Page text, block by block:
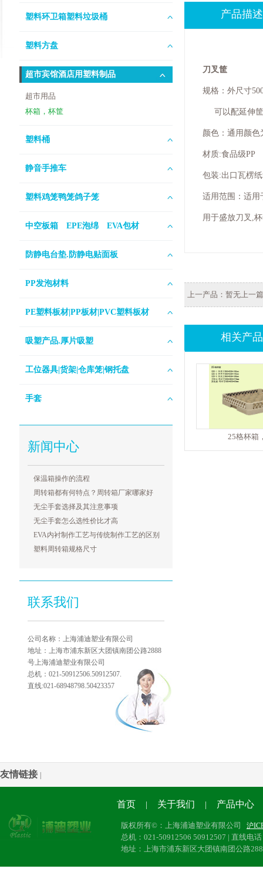
塑料环卫箱塑料垃圾桶
塑料方盘
超市宾馆酒店用塑料制品
超市用品
杯箱，杯筐
塑料桶
静音手推车
塑料鸡笼鸭笼鸽子笼
中空板箱 EPE泡绵 EVA包材
防静电台垫.防静电贴面板
PP发泡材料
PE塑料板材|PP板材|PVC塑料板材
吸塑产品.厚片吸塑
工位器具|货架|仓库笼|钢托盘
手套
新闻中心
保温箱操作的流程
周转箱都有何特点？周转箱厂家哪家好
无尘手套选择及其注意事项
无尘手套怎么选性价比才高
EVA内衬制作工艺与传统制作工艺的区别
塑料周转箱规格尺寸
联系我们
公司名称：上海浦迪塑业有限公司
地址：上海市浦东新区大团镇南团公路2888
号上海浦迪塑业有限公司
总机：021-50912506.50912507.
直线:021-68948798.50423357
产品描述
刀叉筐
规格：外尺寸
可以配延伸筐
颜色：通用颜色
材质:食品级PP
包装:出口瓦楞
适用范围：适用
用于盛放刀叉,
上一产品：暂无上一篇
相关产品
25格杯箱
友情链接
首页 关于我们 产品中心
版权所有©：上海浦迪塑业有限公司 沪
总机：021-50912506 50912507 | 直线电
地址：上海市浦东新区大团镇南团公路